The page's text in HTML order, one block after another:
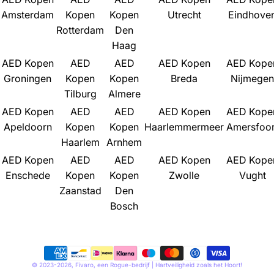
e
o
Amsterdam
Kopen
Rotterdam
Kopen
Den
Haag
Utrecht
AED Kopen
Groningen
AED
Kopen
Tilburg
AED
Kopen
Almere
AED Kopen
Breda
AED
Nijmegen
AED Kopen
Apeldoorn
AED
Kopen
Haarlem
AED
Kopen
Arnhem
AED Kopen
Haarlemmermeer
AED
AED Kopen
Enschede
AED
Kopen
Zaanstad
AED
Kopen
Den
Bosch
AED Kopen
Zwolle
AED
Vught
Betaalmethoden
© 2023-2026, Fivaro, een Rogue-bedrijf | Hartveiligheid zoals het Hoort!